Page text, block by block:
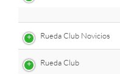
Rueda Club Novicios
Rueda Club